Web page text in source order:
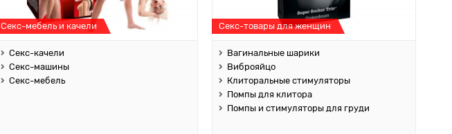
Секс-мебель и качели
Секс-качели
Секс-машины
Секс-мебель
Секс-товары для женщин
Вагинальные шарики
Виброяйцо
Клиторальные стимуляторы
Помпы для клитора
Помпы и стимуляторы для груди